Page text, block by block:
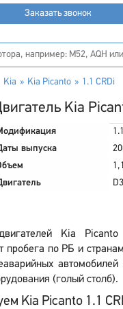
Заказать звонок
Kia Kia Picanto 1.1 CRDi
Kia
выпуска
1,1
Kia
пробега по РБ и
(голый столб).
Kia Picanto 1.1